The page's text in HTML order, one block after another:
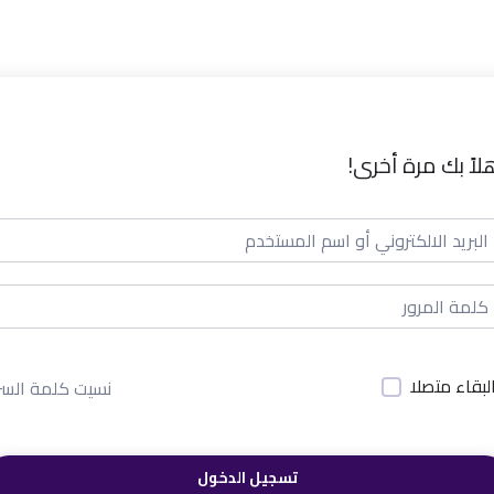
بك مرة أخرى!
متصلا نسيت كلمة
تسجيل الدخول